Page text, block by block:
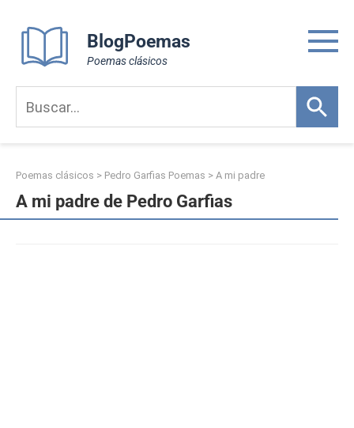
content
BlogPoemas
Poemas clásicos
Poemas clásicos > Pedro Garfias Poemas > A mi padre
A mi padre de Pedro Garfias